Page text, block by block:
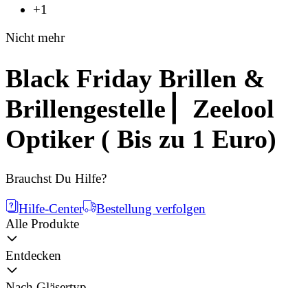
+1
Nicht mehr
Black Friday Brillen &
Brillengestelle ▏Zeelool
Optiker ( Bis zu 1 Euro)
Brauchst Du Hilfe?
Hilfe-Center
Bestellung verfolgen
Alle Produkte
Entdecken